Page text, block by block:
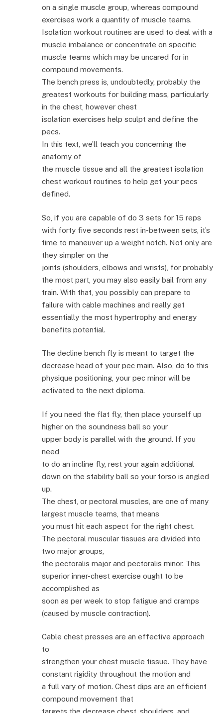
on a single muscle group, whereas compound
exercises work a quantity of muscle teams.
Isolation workout routines are used to deal with a
muscle imbalance or concentrate on specific
muscle teams which may be uncared for in
compound movements.
The bench press is, undoubtedly, probably the
greatest workouts for building mass, particularly
in the chest, however chest
isolation exercises help sculpt and define the
pecs.
In this text, we’ll teach you concerning the
anatomy of
the muscle tissue and all the greatest isolation
chest workout routines to help get your pecs
defined.
So, if you are capable of do 3 sets for 15 reps
with forty five seconds rest in-between sets, it’s
time to maneuver up a weight notch. Not only are
they simpler on the
joints (shoulders, elbows and wrists), for probably
the most part, you may also easily bail from any
train. With that, you possibly can prepare to
failure with cable machines and really get
essentially the most hypertrophy and energy
benefits potential.
The decline bench fly is meant to target the
decrease head of your pec main. Also, do to this
physique positioning, your pec minor will be
activated to the next diploma.
If you need the flat fly, then place yourself up
higher on the soundness ball so your
upper body is parallel with the ground. If you
need
to do an incline fly, rest your again additional
down on the stability ball so your torso is angled
up.
The chest, or pectoral muscles, are one of many
largest muscle teams, that means
you must hit each aspect for the right chest.
The pectoral muscular tissues are divided into
two major groups,
the pectoralis major and pectoralis minor. This
superior inner-chest exercise ought to be
accomplished as
soon as per week to stop fatigue and cramps
(caused by muscle contraction).
Cable chest presses are an effective approach
to
strengthen your chest muscle tissue. They have
constant rigidity throughout the motion and
a full vary of motion. Chest dips are an efficient
compound movement that